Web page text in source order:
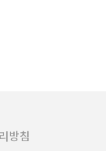
방침